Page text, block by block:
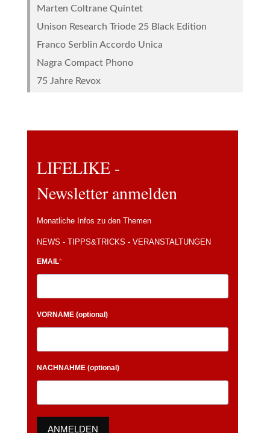
Marten Coltrane Quintet
Unison Research Triode 25 Black Edition
Franco Serblin Accordo Unica
Nagra Compact Phono
75 Jahre Revox